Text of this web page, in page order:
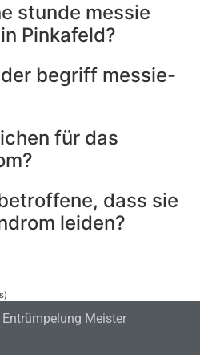
stunde messie
Pinkafeld?
begriff messie-
für das
dass sie
leiden?
Meister